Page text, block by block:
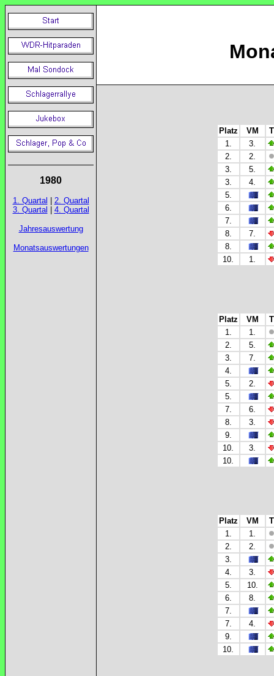
1980
1. Quartal
2. Quartal
3. Quartal
4. Quartal
Jahresauswertung
Monatsauswertungen
Platz VM
T
1.
3.
2.
2.
3.
5.
3.
4.
5.
6.
7.
8.
7.
8.
10.
1.
Platz VM
T
1.
1.
2.
5.
3.
7.
4.
5.
2.
5.
7.
6.
8.
3.
9.
10.
3.
10.
Platz VM
T
1.
1.
2.
2.
3.
4.
3.
5.
10.
6.
8.
7.
7.
4.
9.
10.